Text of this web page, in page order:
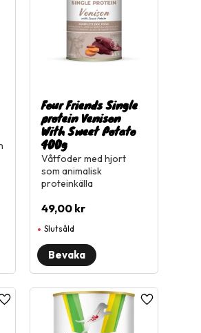
Four Friends Single
protein Venison
With Sweet Potato
400g
Våtfoder med hjort
som animalisk
proteinkälla
49,00 kr
Slutsåld
Lägg till i favoriter Lägg till i